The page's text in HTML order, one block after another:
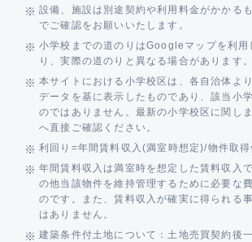
設備、施設は別途契約や利用料金がかかる
でご確認をお願いいたします。
小学校までの道のりはGoogleマップを利用
り、実際の道のりと異なる場合があります。
本サイトにおける小学校区は、各自治体よ
データを基に表示したものであり、該当小
のではありません。最新の小学校区に関し
へ直接ご確認ください。
利回り=年間賃料収入(満室時想定)/物件取得
年間賃料収入は満室時を想定した賃料収入
の他当該物件を維持管理するために必要な
のです。また、賃料収入が確実に得られる
はありません。
建築条件付土地について：土地売買契約後